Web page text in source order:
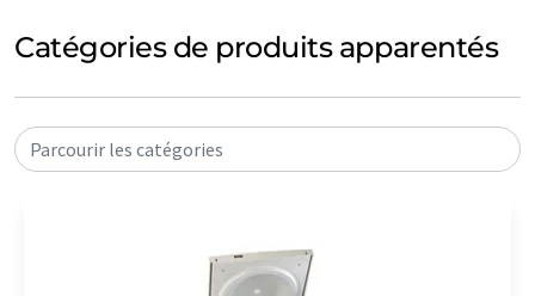
Catégories de produits apparentés
Parcourir les catégories